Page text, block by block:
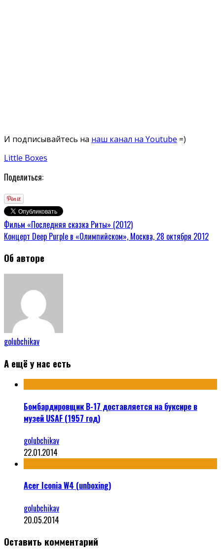
И подписывайтесь на наш канал на Youtube =)
Little Boxes
Поделиться:
Фильм «Последняя сказка Риты» (2012)
Концерт Deep Purple в «Олимпийском», Москва, 28 октября 2012
Об авторе
golubchikav
А ещё у нас есть
Бомбардировщик B-17 доставляется на буксире в
музей USAF (1957 год)
golubchikav
22.01.2014
Acer Iconia W4 (unboxing)
golubchikav
20.05.2014
Оставить комментарий